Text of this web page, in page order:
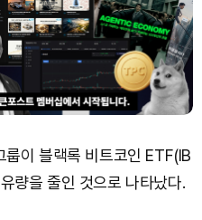
이 블랙록 비트코인 ETF(IB
량을 줄인 것으로 나타났다.